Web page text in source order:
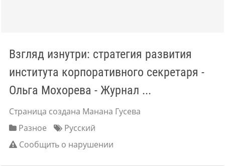
Взгляд изнутри: стратегия развития
института корпоративного секретаря -
Ольга Мохорева - Журнал ...
Страница создана Манана Гусева
Разное
Русский
Сообщить о нарушении